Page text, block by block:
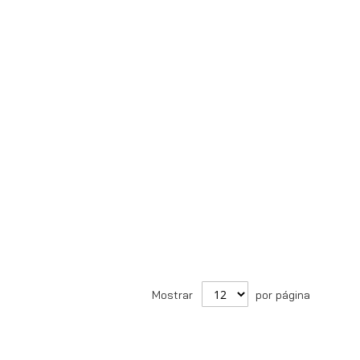
Mostrar por página